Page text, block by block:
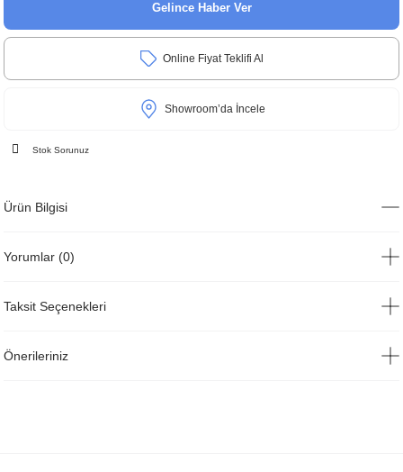
Gelince Haber Ver
Online Fiyat Teklifi Al
Showroom’da İncele
Stok Sorunuz
Ürün Bilgisi
Yorumlar (0)
Taksit Seçenekleri
Önerileriniz